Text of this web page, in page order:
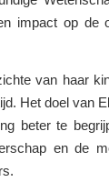
impact op de
van haar
Het doel van
beter te
en de